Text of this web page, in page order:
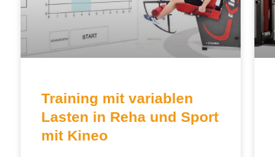
Training mit variablen
Lasten in Reha und Sport
mit Kineo